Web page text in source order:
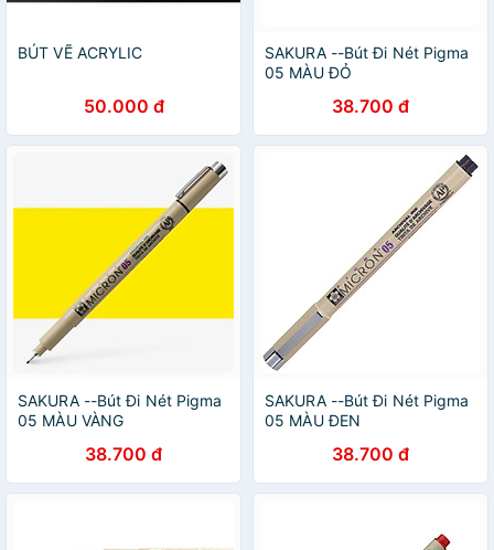
BÚT VẼ ACRYLIC
50.000 đ
SAKURA --Bút Đi Nét Pigma
05 MÀU ĐỎ
38.700 đ
SAKURA --Bút Đi Nét Pigma
05 MÀU VÀNG
38.700 đ
SAKURA --Bút Đi Nét Pigma
05 MÀU ĐEN
38.700 đ